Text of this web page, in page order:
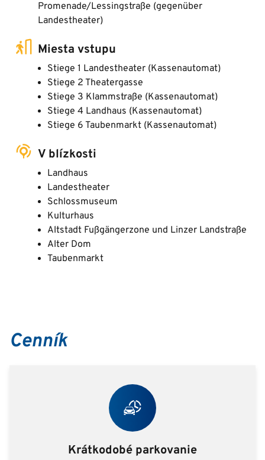
Promenade/Lessingstraße (gegenüber
Landestheater)
Miesta vstupu
Stiege 1 Landestheater (Kassenautomat)
Stiege 2 Theatergasse
Stiege 3 Klammstraße (Kassenautomat)
Stiege 4 Landhaus (Kassenautomat)
Stiege 6 Taubenmarkt (Kassenautomat)
V blízkosti
Landhaus
Landestheater
Schlossmuseum
Kulturhaus
Altstadt Fußgängerzone und Linzer Landstraße
Alter Dom
Taubenmarkt
Cenník
Krátkodobé parkovanie